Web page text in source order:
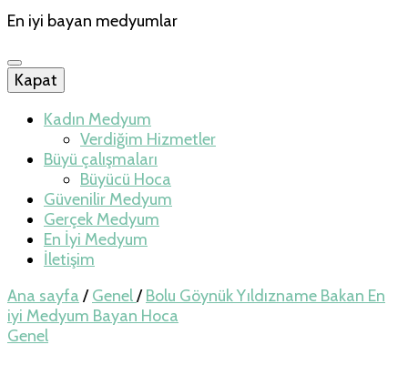
En iyi bayan medyumlar
Kapat
Kadın Medyum
Verdiğim Hizmetler
Büyü çalışmaları
Büyücü Hoca
Güvenilir Medyum
Gerçek Medyum
En İyi Medyum
İletişim
Ana sayfa / Genel/ Bolu Göynük Yıldızname Bakan En
iyi Medyum Bayan Hoca
Genel